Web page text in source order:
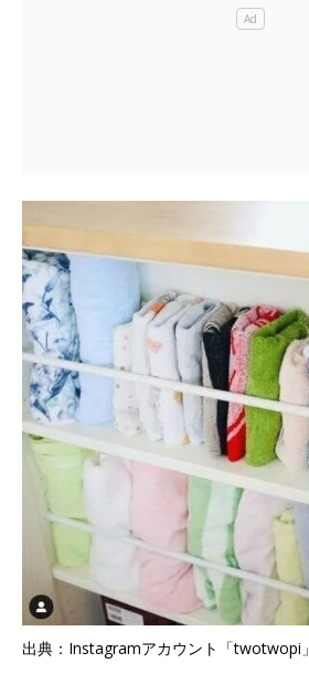
出典：Instagramアカウント「twotwopi」